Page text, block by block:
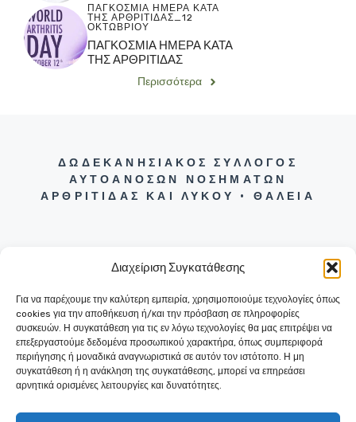
Διαχείριση Συγκατάθεσης
Για να παρέχουμε την καλύτερη εμπειρία, χρησιμοποιούμε τεχνολογίες όπως
cookies για την αποθήκευση ή/και την πρόσβαση σε πληροφορίες
συσκευών. Η συγκατάθεση για τις εν λόγω τεχνολογίες θα μας επιτρέψει να
επεξεργαστούμε δεδομένα προσωπικού χαρακτήρα, όπως συμπεριφορά
περιήγησης ή μοναδικά αναγνωριστικά σε αυτόν τον ιστότοπο. Η μη
συγκατάθεση ή η ανάκληση της συγκατάθεσης, μπορεί να επηρεάσει
αρνητικά ορισμένες λειτουργίες και δυνατότητες.
ΠΑΓΚΟΣΜΙΑ ΗΜΕΡΑ ΚΑΤΑ
ΤΗΣ ΑΡΘΡΙΤΙΔΑΣ_12
ΟΚΤΩΒΡΙΟΥ
ΠΑΓΚΟΣΜΙΑ ΗΜΕΡΑ ΚΑΤΑ
ΤΗΣ ΑΡΘΡΙΤΙΔΑΣ
Περισσότερα
ΔΩΔΕΚΑΝΗΣΙΑΚΟΣ ΣΥΛΛΟΓΟΣ
ΑΥΤΟΑΝΟΣΩΝ ΝΟΣΗΜΑΤΩΝ
ΑΡΘΡΙΤΙΔΑΣ ΚΑΙ ΛΥΚΟΥ • ΘΑΛΕΙΑ
+30 22410 31290
ΕΡΥΘΡΟΥ ΣΤΑΥΡΟΥ 6 (ΕΝΤΟΣ
ΠΑΛΑΙΟΥ ΝΟΣΟΚΟΜΕΙΟΥ ΡΟΔΟΥ)
85100 ΡΟΔΟΣ